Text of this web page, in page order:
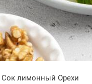
Сок лимонный Орехи